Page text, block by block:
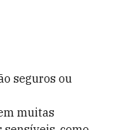
seguros ou
muitas